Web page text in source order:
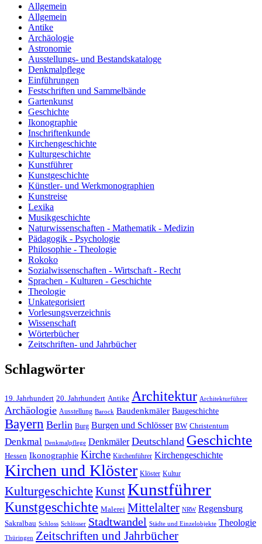
Allgemein
Allgemein
Antike
Archäologie
Astronomie
Ausstellungs- und Bestandskataloge
Denkmalpflege
Einführungen
Festschriften und Sammelbände
Gartenkunst
Geschichte
Ikonographie
Inschriftenkunde
Kirchengeschichte
Kulturgeschichte
Kunstführer
Kunstgeschichte
Künstler- und Werkmonographien
Kunstreise
Lexika
Musikgeschichte
Naturwissenschaften - Mathematik - Medizin
Pädagogik - Psychologie
Philosophie - Theologie
Rokoko
Sozialwissenschaften - Wirtschaft - Recht
Sprachen - Kulturen - Geschichte
Theologie
Unkategorisiert
Vorlesungsverzeichnis
Wissenschaft
Wörterbücher
Zeitschriften- und Jahrbücher
Schlagwörter
19. Jahrhundert 20. Jahrhundert Antike Architektur Architekturführer
Archäologie Ausstellung Barock Baudenkmäler Baugeschichte
Bayern Berlin Burg Burgen und Schlösser BW Christentum
Denkmal Denkmalpflege Denkmäler Deutschland Geschichte
Hessen Ikonographie Kirche Kirchenführer Kirchengeschichte
Kirchen und Klöster Klöster Kultur
Kulturgeschichte KunstKunstführer
Kunstgeschichte Malerei Mittelalter NRW Regensburg
Sakralbau Schloss Schlösser Stadtwandel Städte und Einzelobjekte Theologie
Thüringen Zeitschriften und Jahrbücher